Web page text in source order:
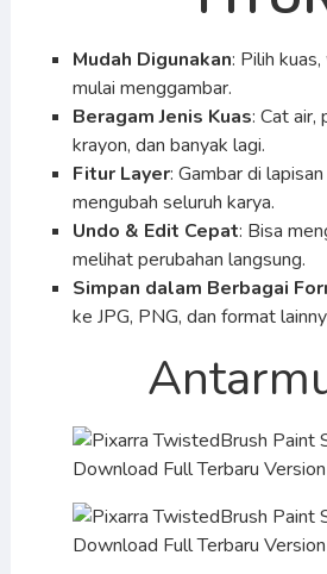
Mudah Digunakan: Pilih
mulai menggambar.
Beragam Jenis Kuas: Cat air,
krayon, dan banyak lagi.
Fitur Layer: Gambar di
mengubah seluruh karya.
Undo & Edit Cepat: Bisa
melihat perubahan langsung.
Simpan dalam Berbagai
ke JPG, PNG, dan format